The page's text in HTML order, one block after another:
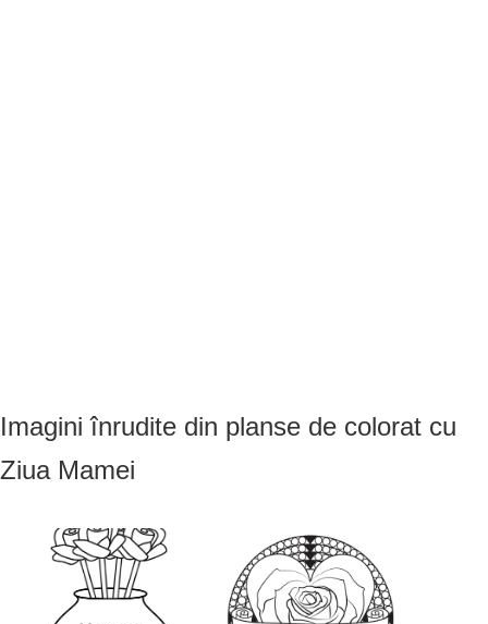
Imagini înrudite din planse de colorat cu
Ziua Mamei